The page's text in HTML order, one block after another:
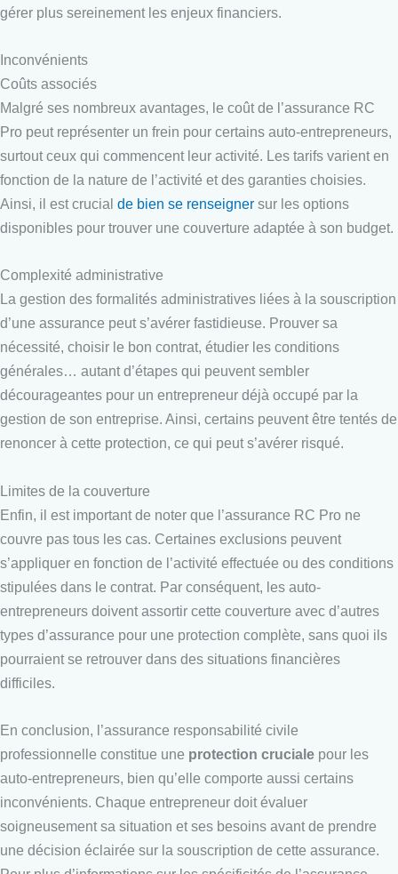
gérer plus sereinement les enjeux financiers.
Inconvénients
Coûts associés
Malgré ses nombreux avantages, le coût de l’assurance RC
Pro peut représenter un frein pour certains auto-entrepreneurs,
surtout ceux qui commencent leur activité. Les tarifs varient en
fonction de la nature de l’activité et des garanties choisies.
Ainsi, il est crucial de bien se renseigner sur les options
disponibles pour trouver une couverture adaptée à son budget.
Complexité administrative
La gestion des formalités administratives liées à la souscription
d’une assurance peut s’avérer fastidieuse. Prouver sa
nécessité, choisir le bon contrat, étudier les conditions
générales… autant d’étapes qui peuvent sembler
décourageantes pour un entrepreneur déjà occupé par la
gestion de son entreprise. Ainsi, certains peuvent être tentés de
renoncer à cette protection, ce qui peut s’avérer risqué.
Limites de la couverture
Enfin, il est important de noter que l’assurance RC Pro ne
couvre pas tous les cas. Certaines exclusions peuvent
s’appliquer en fonction de l’activité effectuée ou des conditions
stipulées dans le contrat. Par conséquent, les auto-
entrepreneurs doivent assortir cette couverture avec d’autres
types d’assurance pour une protection complète, sans quoi ils
pourraient se retrouver dans des situations financières
difficiles.
En conclusion, l’assurance responsabilité civile
professionnelle constitue une protection cruciale pour les
auto-entrepreneurs, bien qu’elle comporte aussi certains
inconvénients. Chaque entrepreneur doit évaluer
soigneusement sa situation et ses besoins avant de prendre
une décision éclairée sur la souscription de cette assurance.